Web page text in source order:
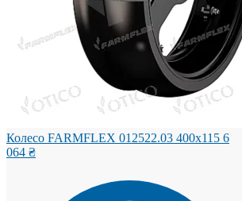
Колесо FARMFLEX 012522.03 400x115 6
064 ₴